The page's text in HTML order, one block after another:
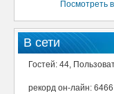
Посмотреть
В сети
Гостей: 44,
рекорд он-лайн: 6466